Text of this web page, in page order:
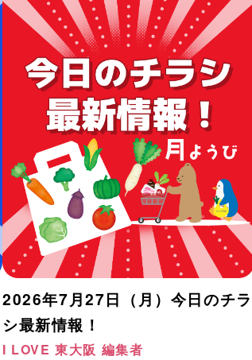
2026年7月27日（月）今日のチラ
シ最新情報！
I LOVE 東大阪 編集者